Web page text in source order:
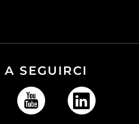
SEGUIRCI